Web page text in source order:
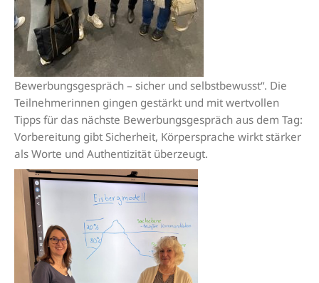
Bewerbungsgespräch – sicher und selbstbewusst“. Die
Teilnehmerinnen gingen gestärkt und mit wertvollen
Tipps für das nächste Bewerbungsgespräch aus dem Tag:
Vorbereitung gibt Sicherheit, Körpersprache wirkt stärker
als Worte und Authentizität überzeugt.